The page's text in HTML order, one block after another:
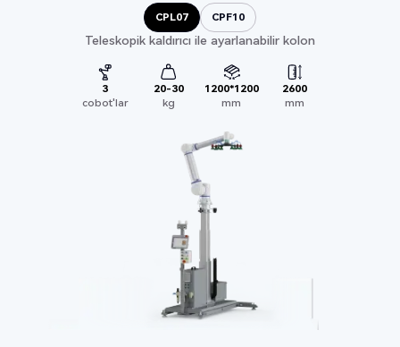
CPL07
CPL07
CPF10
CPF10
Teleskopik kaldırıcı ile ayarlanabilir kolon
3
cobot'lar
20-30
kg
1200*1200
mm
2600
mm
3
cobot'lar
20-30
kg
1200*1200
mm
1700
mm